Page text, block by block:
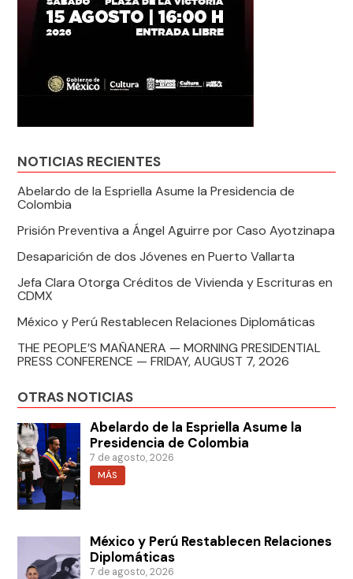
NOTICIAS RECIENTES
Abelardo de la Espriella Asume la Presidencia de
Colombia
Prisión Preventiva a Ángel Aguirre por Caso Ayotzinapa
Desaparición de dos Jóvenes en Puerto Vallarta
Jefa Clara Otorga Créditos de Vivienda y Escrituras en
CDMX
México y Perú Restablecen Relaciones Diplomáticas
THE PEOPLE’S MAÑANERA — MORNING PRESIDENTIAL
PRESS CONFERENCE — FRIDAY, AUGUST 7, 2026
OTRAS NOTICIAS
Abelardo de la Espriella Asume la
Presidencia de Colombia
7 de agosto, 2026
MÁS
México y Perú Restablecen Relaciones
Diplomáticas
7 de agosto, 2026